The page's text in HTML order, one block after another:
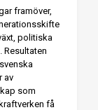
framöver,
politiska
Resultaten
av
som
få